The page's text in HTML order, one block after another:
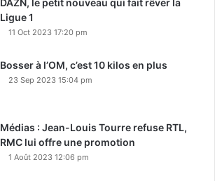
DAZN, le petit nouveau qui fait rêver la
Ligue 1
11 Oct 2023 17:20 pm
Bosser à l’OM, c’est 10 kilos en plus
23 Sep 2023 15:04 pm
Médias : Jean-Louis Tourre refuse RTL,
RMC lui offre une promotion
1 Août 2023 12:06 pm